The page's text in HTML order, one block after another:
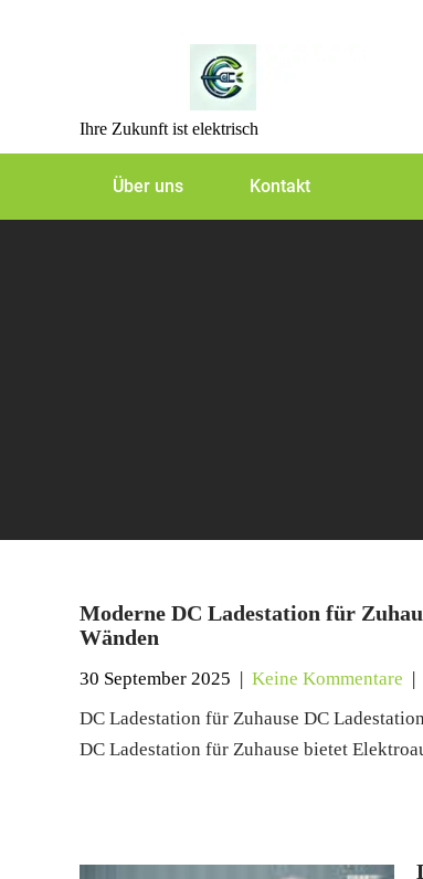
Ihre Zukunft ist elektrisch
Über uns Kontakt
Moderne DC Ladestation für
Wänden
30 September 2025 | Keine Kommentare |
DC Ladestation für Zuhause DC
DC Ladestation für Zuhause bietet